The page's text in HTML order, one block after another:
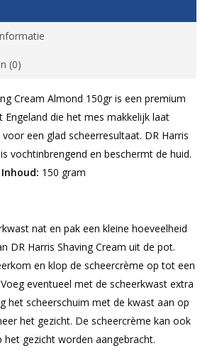
(0)
Cream Almond 150gr is een premium
Engeland die het mes makkelijk laat
een glad scheerresultaat. DR Harris
vochtinbrengend en beschermt de huid.
Inhoud: 150 gram
nat en pak een kleine hoeveelheid
DR Harris Shaving Cream uit de pot.
en klop de scheercrème op tot een
eventueel met de scheerkwast extra
het scheerschuim met de kwast aan op
het gezicht. De scheercrème kan ook
het gezicht worden aangebracht.